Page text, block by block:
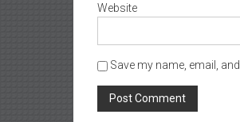
Website
Save my name, email,